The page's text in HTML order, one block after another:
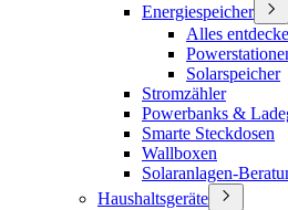
Energiespeicher
Alles
Solarspeicher
Stromzähler
Powerbanks &
Smarte Steckdosen
Wallboxen
Solaranlagen-
Haushaltsgeräte